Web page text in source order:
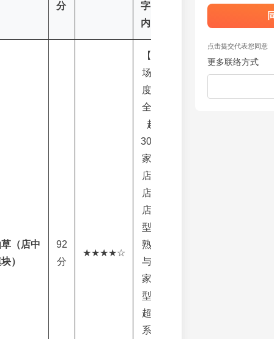
分
字
内）
（店中
）
92
分
★★★★☆
【市
场维
度】
全国
超
3000
家门
店，
店中
店模
型成
熟，
与多
家大
型商
超体
系达
点击提交代表您同意
更多联络方式